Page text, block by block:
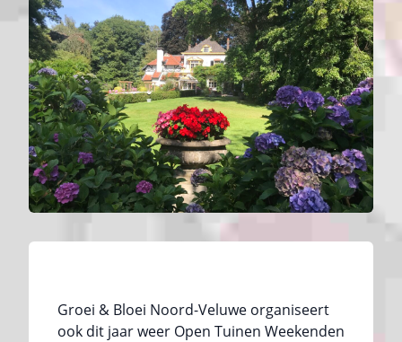
Groei & Bloei Noord-Veluwe organiseert
ook dit jaar weer Open Tuinen Weekenden